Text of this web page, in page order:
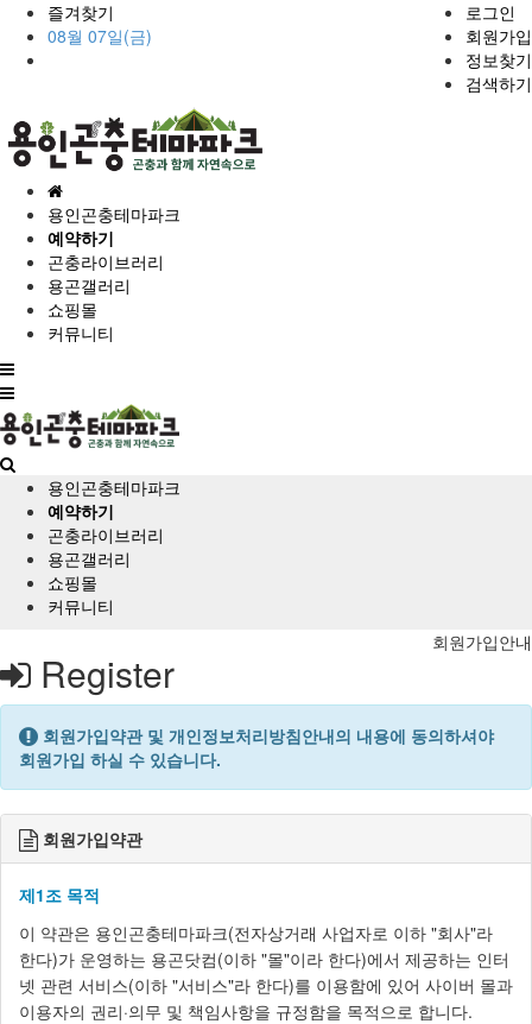
즐겨찾기
08월 07일(금)
로그인
회원가입
정보찾기
검색하기
홈
으
로
용인곤충테마파크
예약하기
곤충라이브러리
용곤갤러리
쇼핑몰
커뮤니티
전
체
메
뉴
용인곤충테마파크
예약하기
곤충라이브러리
용곤갤러리
쇼핑몰
커뮤니티
Register
회원가입안내
회원가입약관 및 개인정보처리방침안내의 내용에 동의하셔야
회원가입 하실 수 있습니다.
회원가입약관
제1조 목적
이 약관은 용인곤충테마파크(전자상거래 사업자로 이하 "회사"라
한다)가 운영하는 용곤닷컴(이하 "몰"이라 한다)에서 제공하는 인터
넷 관련 서비스(이하 "서비스"라 한다)를 이용함에 있어 사이버 몰과
이용자의 권리·의무 및 책임사항을 규정함을 목적으로 합니다.